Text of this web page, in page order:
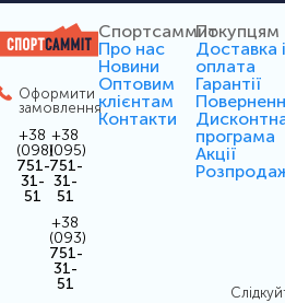
Оформити
замовлення
+38
(098)
751-
31-
51
+38
(095)
751-
31-
51
+38
(093)
751-
31-
51
Спортсаммит
Про нас
Новини
Оптовим
клієнтам
Контакти
Покупцям
Доставка і
оплата
Гарантії
програма
Акції